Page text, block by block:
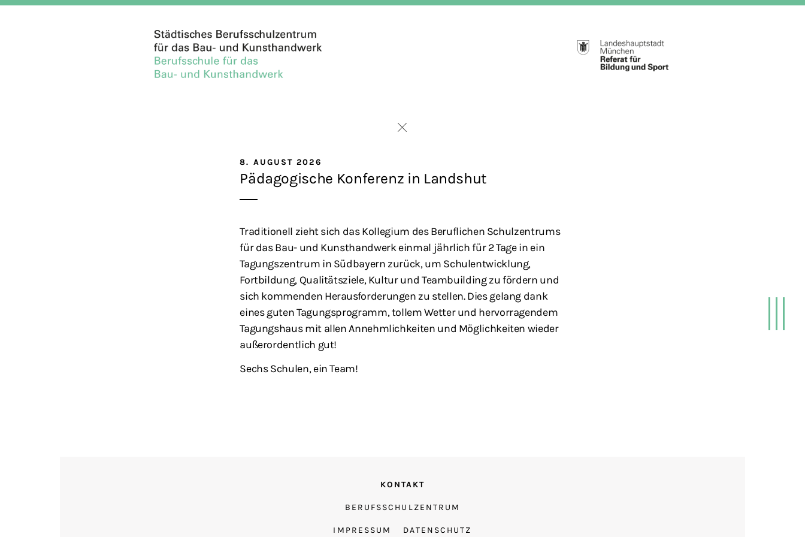
8. AUGUST 2026
Pädagogische Konferenz in Landshut
Traditionell zieht sich das Kollegium des Beruflichen Schulzentrums
für das Bau- und Kunsthandwerk einmal jährlich für 2 Tage in ein
Tagungszentrum in Südbayern zurück, um Schulentwicklung,
Fortbildung, Qualitätsziele, Kultur und Teambuilding zu fördern und
sich kommenden Herausforderungen zu stellen. Dies gelang dank
eines guten Tagungsprogramm, tollem Wetter und hervorragendem
Tagungshaus mit allen Annehmlichkeiten und Möglichkeiten wieder
außerordentlich gut!
Sechs Schulen, ein Team!
KONTAKT
BERUFSSCHULZENTRUM
IMPRESSUM DATENSCHUTZ